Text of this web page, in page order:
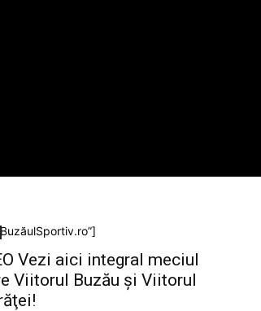
Vezi aici integral meciul
Viitorul Buzău şi Viitorul